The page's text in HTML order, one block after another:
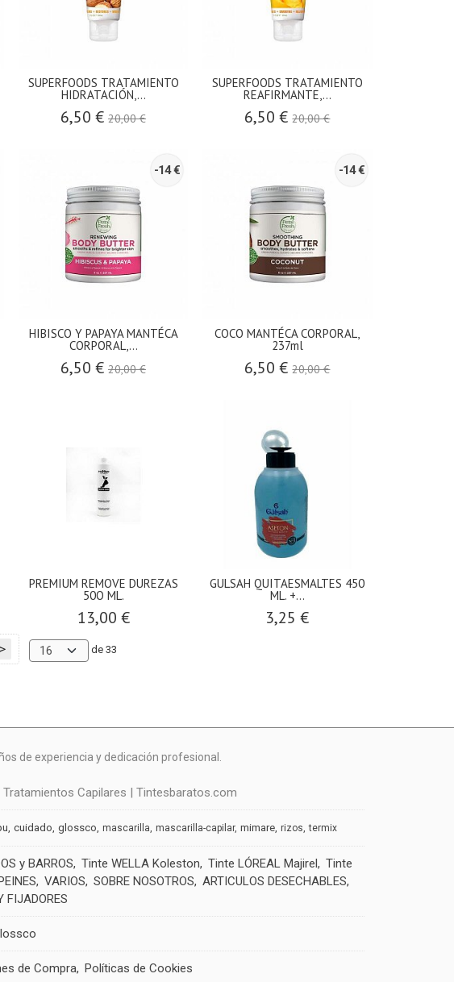
SUPERFOODS TRATAMIENTO
HIDRATACIÓN,...
6,50 €20,00 €
SUPERFOODS TRATAMIENTO
REAFIRMANTE,...
6,50 €20,00 €
-14 €
HIBISCO Y PAPAYA MANTÉCA
CORPORAL,...
6,50 €20,00 €
-14 €
COCO MANTÉCA CORPORAL,
237ml
6,50 €20,00 €
PREMIUM REMOVE DUREZAS
50O ML.
13,00 €
GULSAH QUITAESMALTES 450
ML. +...
3,25 €
> de 33
de experiencia y dedicación profesional.
Capilares | Tintesbaratos.com
cuidado glossco mascarilla mascarilla-capilar mimare rizos termix
y BARROS Tinte WELLA Koleston Tinte LÓREAL Majirel Tinte
VARIOS SOBRE NOSOTROS
ARTICULOS DESECHABLES
FIJADORES
de Compra Políticas de Cookies